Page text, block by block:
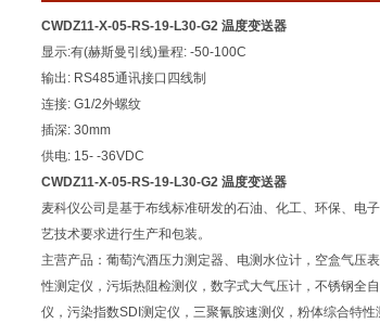
CWDZ11-X-05-RS-19-L30-G2 温度变送器
显示:有(赫斯曼引线)量程: -50-100C
输出: RS485通讯接口四线制
连接: G1/2外螺纹
插深: 30mm
供电: 15- -36VDC
CWDZ11-X-05-RS-19-L30-G2 温度变送器
麦科仪公司是基于布线标准研发的石油、化工、环保、电
艺技术要求进行生产和包装。
主营产品：葡萄汽酒压力测定器、电测水位计，空盒气压
性测定仪，污垢热阻检测仪，数字式大气压计，不锈钢全
仪，污染指数SDI测定仪，三聚氰胺速测仪，粉体综合特